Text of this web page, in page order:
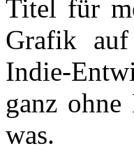
Titel für
Grafik
Indie-
ganz
was.